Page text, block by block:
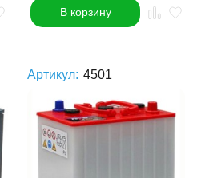
В корзину
Артикул: 4501